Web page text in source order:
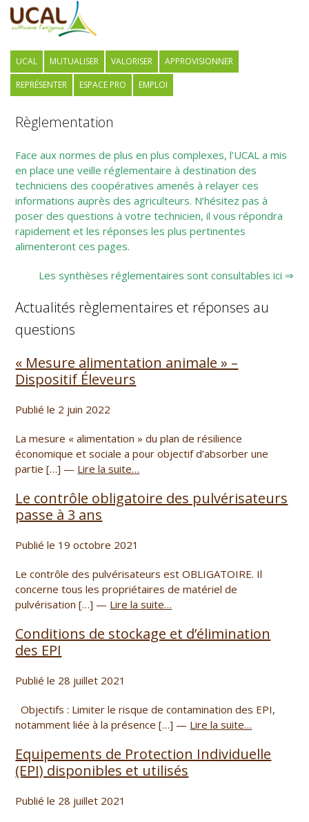
UCAL MUTUALISER VALORISER
APPROVISIONNER
REPRÉSENTER
ESPACE PRO EMPLOI
Règlementation
Face aux normes de plus en plus complexes, l’UCAL a mis
en place une veille réglementaire à destination des
techniciens des coopératives amenés à relayer ces
informations auprès des agriculteurs. N’hésitez pas à
poser des questions à votre technicien, il vous répondra
rapidement et les réponses les plus pertinentes
alimenteront ces pages.
Les synthèses réglementaires sont consultables ici ⇒
Actualités règlementaires et réponses au
questions
« Mesure alimentation animale » –
Dispositif Éleveurs
Publié le 2 juin 2022
La mesure « alimentation » du plan de résilience
économique et sociale a pour objectif d’absorber une
partie […] — Lire la suite…
Le contrôle obligatoire des pulvérisateurs
passe à 3 ans
Publié le 19 octobre 2021
Le contrôle des pulvérisateurs est OBLIGATOIRE. Il
concerne tous les propriétaires de matériel de
pulvérisation […] — Lire la suite…
Conditions de stockage et d’élimination
des EPI
Publié le 28 juillet 2021
Objectifs : Limiter le risque de contamination des EPI,
notamment liée à la présence […] — Lire la suite…
Equipements de Protection Individuelle
(EPI) disponibles et utilisés
Publié le 28 juillet 2021